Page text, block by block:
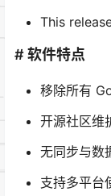
This
# 软件特点
移除所有
开源社区维
无同步与数
支持多平台